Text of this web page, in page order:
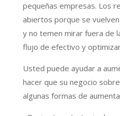
pequeñas empresas. Los
abiertos porque se
y no temen mirar fuera de
flujo de efectivo y
Usted puede ayudar a
hacer que su negocio
algunas formas de